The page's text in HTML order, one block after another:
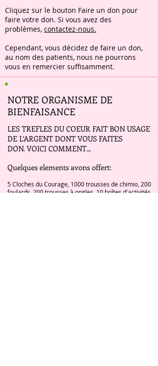
Cliquez sur le bouton Faire un don pour
faire votre don. Si vous avez des
problèmes, contactez-nous.
Cependant, vous décidez de faire un don,
au nom des patients, nous ne pourrons
vous en remercier suffisamment.
LES TREFLES DU COEUR FAIT BON USAGE
DE L’ARGENT DONT VOUS FAITES
DON. VOICI COMMENT...
Quelques elements avons offert:
5 Cloches du Courage, 1000 trousses de chimio, 200
foulards, 200 trousses à ongles, 10 boîtes d'activités.
NOTRE ORGANISME DE
BIENFAISANCE